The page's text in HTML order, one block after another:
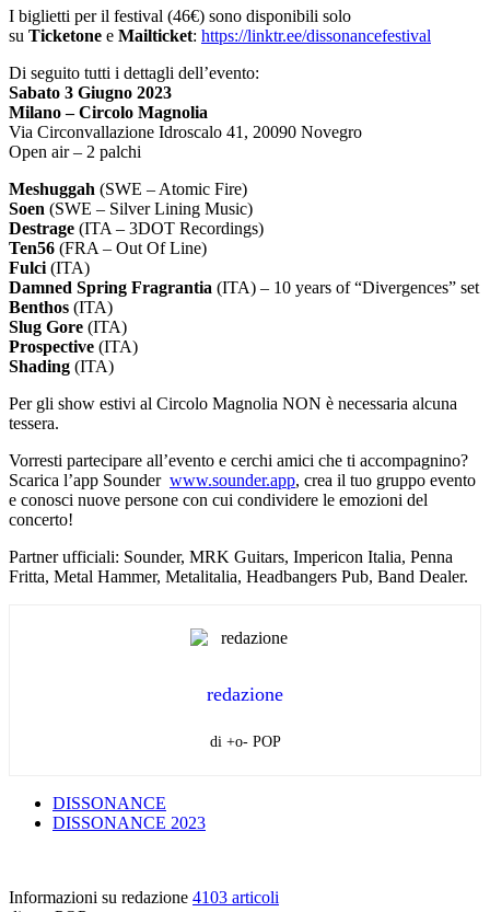
I biglietti per il festival (46€) sono disponibili solo
su Ticketone e Mailticket: https://linktr.ee/dissonancefestival
Di seguito tutti i dettagli dell’evento:
Sabato 3 Giugno 2023
Milano – Circolo Magnolia
Via Circonvallazione Idroscalo 41, 20090 Novegro
Open air – 2 palchi
Meshuggah (SWE – Atomic Fire)
Soen (SWE – Silver Lining Music)
Destrage (ITA – 3DOT Recordings)
Ten56 (FRA – Out Of Line)
Fulci (ITA)
Damned Spring Fragrantia (ITA) – 10 years of “Divergences” set
Benthos (ITA)
Slug Gore (ITA)
Prospective (ITA)
Shading (ITA)
Per gli show estivi al Circolo Magnolia NON è necessaria alcuna
tessera.
Vorresti partecipare all’evento e cerchi amici che ti accompagnino?
Scarica l’app Sounder www.sounder.app, crea il tuo gruppo evento
e conosci nuove persone con cui condividere le emozioni del
concerto!
Partner ufficiali: Sounder, MRK Guitars, Impericon Italia, Penna
Fritta, Metal Hammer, Metalitalia, Headbangers Pub, Band Dealer.
redazione
di +o- POP
DISSONANCE
DISSONANCE 2023
Informazioni su redazione 4103 articoli